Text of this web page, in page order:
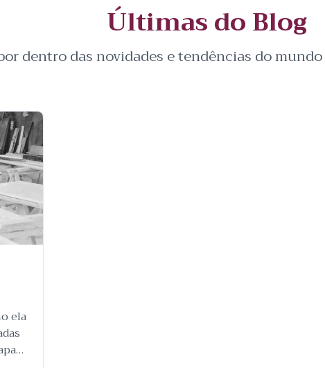
Últimas do Blog
dentro das novidades e tendências do
ela